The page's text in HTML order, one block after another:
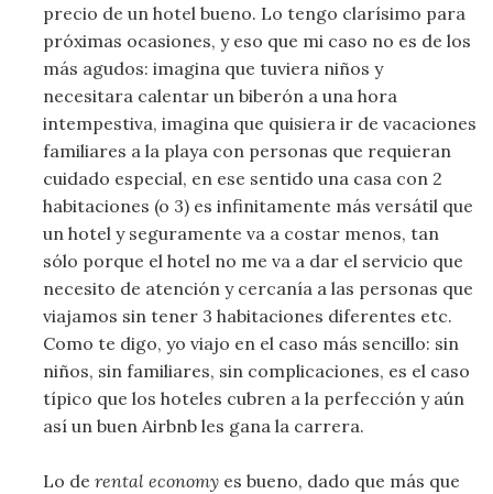
precio de un hotel bueno. Lo tengo clarísimo para
próximas ocasiones, y eso que mi caso no es de los
más agudos: imagina que tuviera niños y
necesitara calentar un biberón a una hora
intempestiva, imagina que quisiera ir de vacaciones
familiares a la playa con personas que requieran
cuidado especial, en ese sentido una casa con 2
habitaciones (o 3) es infinitamente más versátil que
un hotel y seguramente va a costar menos, tan
sólo porque el hotel no me va a dar el servicio que
necesito de atención y cercanía a las personas que
viajamos sin tener 3 habitaciones diferentes etc.
Como te digo, yo viajo en el caso más sencillo: sin
niños, sin familiares, sin complicaciones, es el caso
típico que los hoteles cubren a la perfección y aún
así un buen Airbnb les gana la carrera.
Lo derental economy es bueno, dado que más que